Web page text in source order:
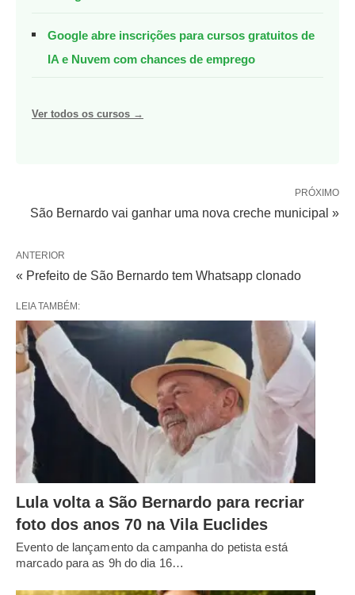
Google abre inscrições para cursos gratuitos de
IA e Nuvem com chances de emprego
Ver todos os cursos →
PRÓXIMO
São Bernardo vai ganhar uma nova creche municipal »
ANTERIOR
« Prefeito de São Bernardo tem Whatsapp clonado
LEIA TAMBÉM:
Lula volta a São Bernardo para recriar
foto dos anos 70 na Vila Euclides
Evento de lançamento da campanha do petista está
marcado para as 9h do dia 16…